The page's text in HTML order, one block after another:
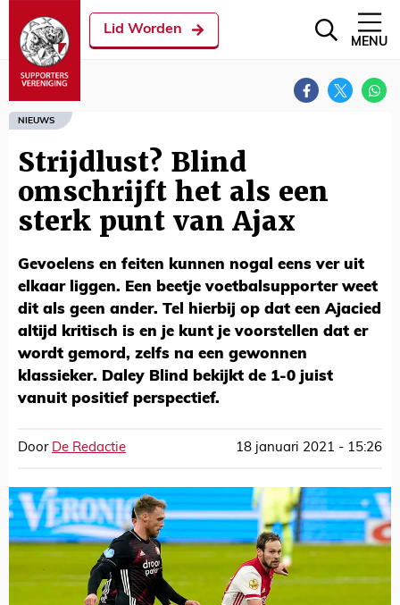
Lid Worden
MENU
NIEUWS
Strijdlust? Blind
omschrijft het als een
sterk punt van Ajax
Gevoelens en feiten kunnen nogal eens ver uit
elkaar liggen. Een beetje voetbalsupporter weet
dit als geen ander. Tel hierbij op dat een Ajacied
altijd kritisch is en je kunt je voorstellen dat er
wordt gemord, zelfs na een gewonnen
klassieker. Daley Blind bekijkt de 1-0 juist
vanuit positief perspectief.
Door De Redactie 18 januari 2021 - 15:26